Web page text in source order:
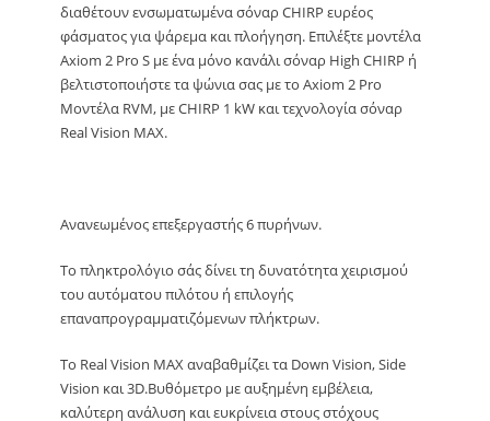
διαθέτουν ενσωματωμένα σόναρ CHIRP ευρέος
φάσματος για ψάρεμα και πλοήγηση. Επιλέξτε μοντέλα
Axiom 2 Pro S με ένα μόνο κανάλι σόναρ High CHIRP ή
βελτιστοποιήστε τα ψώνια σας με το Axiom 2 Pro
Μοντέλα RVM, με CHIRP 1 kW και τεχνολογία σόναρ
Real Vision MAX.
Ανανεωμένος επεξεργαστής 6 πυρήνων.
Το πληκτρολόγιο σάς δίνει τη δυνατότητα χειρισμού
του αυτόματου πιλότου ή επιλογής
επαναπρογραμματιζόμενων πλήκτρων.
Το Real Vision MAX αναβαθμίζει τα Down Vision, Side
Vision και 3D.Βυθόμετρο με αυξημένη εμβέλεια,
καλύτερη ανάλυση και ευκρίνεια στους στόχους